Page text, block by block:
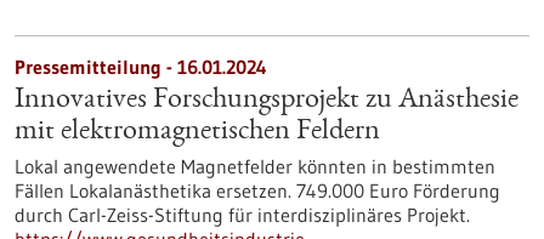
Pressemitteilung - 16.01.2024
Innovatives Forschungsprojekt zu Anästhesie
mit elektromagnetischen Feldern
Lokal angewendete Magnetfelder könnten in bestimmten
Fällen Lokalanästhetika ersetzen. 749.000 Euro Förderung
durch Carl-Zeiss-Stiftung für interdisziplinäres Projekt.